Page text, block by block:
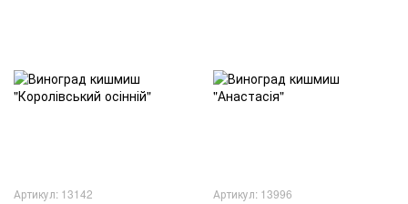
Артикул: 13142 Артикул: 13996